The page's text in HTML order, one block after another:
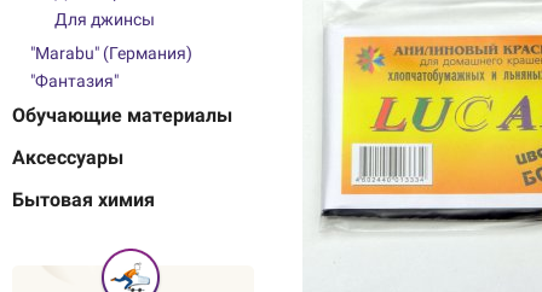
Для джинсы
"Marabu" (Германия)
"Фантазия"
Обучающие материалы
Аксессуары
Бытовая химия